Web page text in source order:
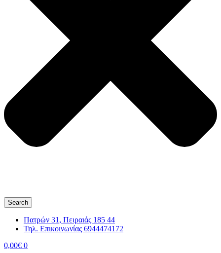
Search
Πατρών 31, Πειραιάς 185 44
Τηλ. Επικοινωνίας 6944474172
0,00€ 0